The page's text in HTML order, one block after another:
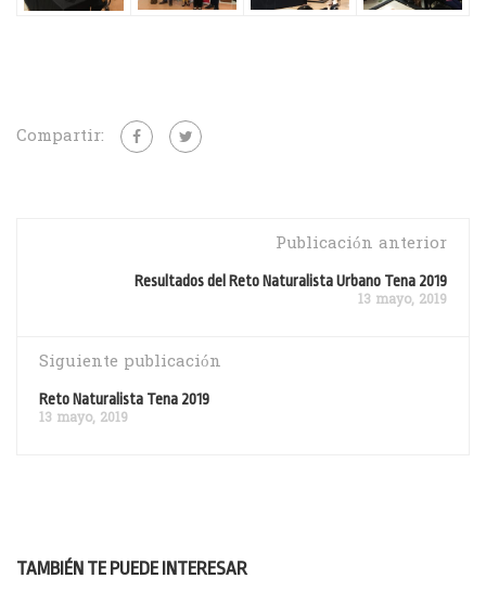
Compartir:
Publicación anterior
Resultados del Reto Naturalista Urbano Tena 2019
13 mayo, 2019
Siguiente publicación
Reto Naturalista Tena 2019
13 mayo, 2019
TAMBIÉN TE PUEDE INTERESAR